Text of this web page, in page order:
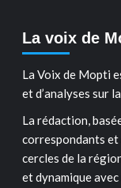
La voix de
La Voix de Mopti
et d’analyses sur
La rédaction,
correspondants et
cercles de la
et dynamique